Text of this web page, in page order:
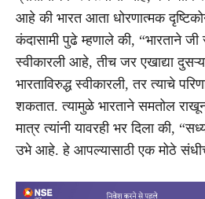
आहे की भारत आता धोरणात्मक
कंदासामी पुढे म्हणाले की, “भारताने जी
स्वीकारली आहे, तीच जर एखाद्या
भारताविरुद्ध स्वीकारली, तर त्याचे
शकतात. त्यामुळे भारताने समतोल
मात्र त्यांनी यावरही भर दिला की,
उभे आहे. हे आपल्यासाठी एक मोठे